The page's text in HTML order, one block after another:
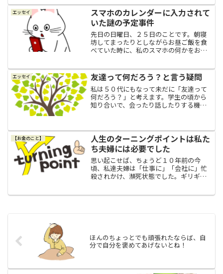
さがあるのではないでしょうか。「サザ
エさん」と私サザエさんは、...
エッセイ
スマホのカレンダーに入力されて
いた謎の予定事件
先日の日曜日、２５日のことです。朝寝
坊してまったりとしながらお昼ご飯を食
べていた時に、私のスマホの何かをお知
見てみると、そこにはスマホのカレンダ
ーにあらかじめ入力してい...
エッセイ 友達って何だろう？と言う疑問
私は５０代にもなって未だに「友達って
何だろう？」と考えます。学生の頃から
知り合いで、会ったり話したりする機会
離感なのであれば、今はもう友達と言う
より知人と言うべきなのか...
【お金のこと】
人生のターニングポイントは私た
ち夫婦には必要でした
思い起こせば、ちょうど１０年前の今
頃、私達夫婦は「仕事に」「会社に」忙
殺されかけ、瀕死状態でした。ギリギリ
ほんのちょっとでも頑張れたならば、自
分で自分を褒めてあげないとね！